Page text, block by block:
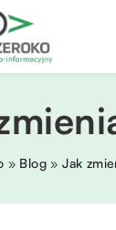
» Blog »Jak